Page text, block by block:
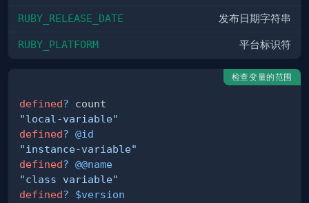
RUBY_RELEASE_DATE 发布日期字符串
RUBY_PLATFORM 平台标识符
检查变量的范围
defined?
"local-variable"
defined? @id
"instance-variable"
defined? @@name
"class variable"
defined?
$version